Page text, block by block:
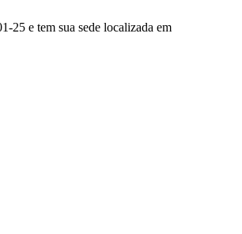
e tem sua sede localizada em